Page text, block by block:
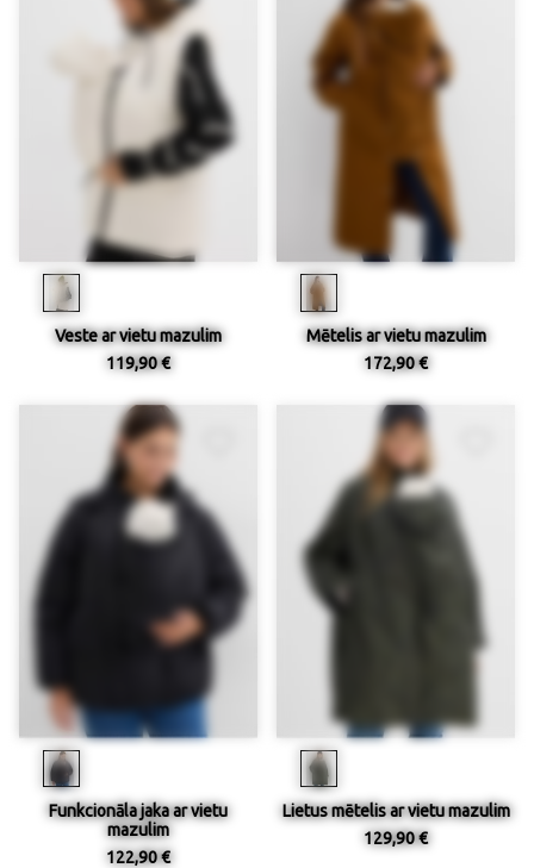
Veste ar vietu mazulim
119,90 €
Mētelis ar vietu mazulim
172,90 €
Funkcionāla jaka ar vietu
mazulim
122,90 €
Lietus mētelis ar vietu mazulim
129,90 €